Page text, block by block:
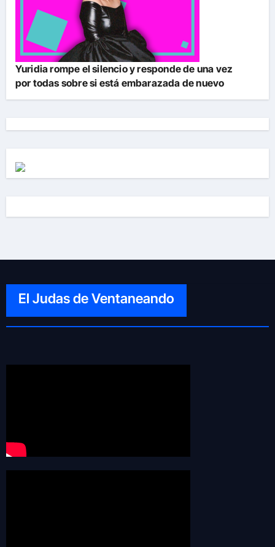
Yuridia rompe el silencio y responde de una vez
por todas sobre si está embarazada de nuevo
El Judas de Ventaneando